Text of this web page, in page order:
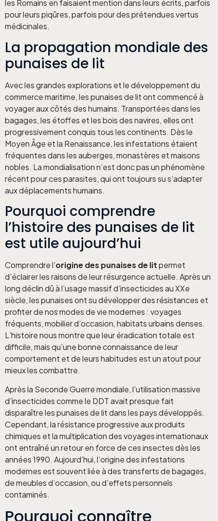
les Romains en faisaient mention dans leurs écrits, parfois
pour leurs piqûres, parfois pour des prétendues vertus
médicinales.
La propagation mondiale des
punaises de lit
Avec les grandes explorations et le développement du
commerce maritime, les punaises de lit ont commencé à
voyager aux côtés des humains. Transportées dans les
bagages, les étoffes et les bois des navires, elles ont
progressivement conquis tous les continents. Dès le
Moyen Âge et la Renaissance, les infestations étaient
fréquentes dans les auberges, monastères et maisons
nobles. La mondialisation n’est donc pas un phénomène
récent pour ces parasites, qui ont toujours su s’adapter
aux déplacements humains.
Pourquoi comprendre
l’histoire des punaises de lit
est utile aujourd’hui
Comprendre l’origine des punaises de litpermet
d’éclairer les raisons de leur résurgence actuelle. Après un
long déclin dû à l’usage massif d’insecticides au XXe
siècle, les punaises ont su développer des résistances et
profiter de nos modes de vie modernes : voyages
fréquents, mobilier d’occasion, habitats urbains denses.
L’histoire nous montre que leur éradication totale est
difficile, mais qu’une bonne connaissance de leur
comportement et de leurs habitudes est un atout pour
mieux les combattre.
Après la Seconde Guerre mondiale, l’utilisation massive
d’insecticides comme le DDT avait presque fait
disparaître les punaises de lit dans les pays développés.
Cependant, la résistance progressive aux produits
chimiques et la multiplication des voyages internationaux
ont entraîné un retour en force de ces insectes dès les
années 1990. Aujourd’hui, l’origine des infestations
modernes est souvent liée à des transferts de bagages,
de meubles d’occasion, ou d’effets personnels
contaminés.
Pourquoi connaître